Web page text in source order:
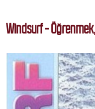
Windsurf -